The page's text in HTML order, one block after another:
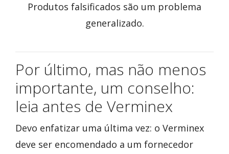
Produtos falsificados são um problema
generalizado.
Por último, mas não menos
importante, um conselho:
leia antes de Verminex
Devo enfatizar uma última vez: o Verminex
deve ser encomendado a um fornecedor